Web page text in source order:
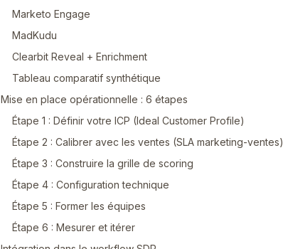
Marketo Engage
MadKudu
Clearbit Reveal + Enrichment
Tableau comparatif synthétique
Mise en place opérationnelle : 6 étapes
Étape 1 : Définir votre ICP (Ideal Customer Profile)
Étape 2 : Calibrer avec les ventes (SLA marketing-ventes)
Étape 3 : Construire la grille de scoring
Étape 4 : Configuration technique
Étape 5 : Former les équipes
Étape 6 : Mesurer et itérer